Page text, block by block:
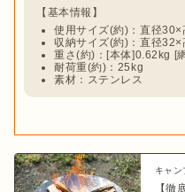
使用サイズ(約)：直径
収納サイズ(約)：直径
重さ(約)：[本体]0.62kg [
耐荷重(約)：25kg
素材：ステンレス
キャン
【徹